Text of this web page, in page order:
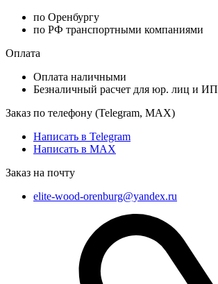
по Оренбургу
по РФ транспортными компаниями
Оплата
Оплата наличными
Безналичный расчет для юр. лиц и ИП
Заказ по телефону (Telegram, MAX)
Написать в Telegram
Написать в MAX
Заказ на почту
elite-wood-orenburg@yandex.ru